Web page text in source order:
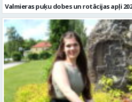
Valmieras puķu dobes un rotācijas apļi